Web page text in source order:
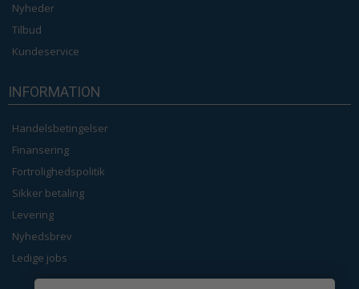
Nyheder
Tilbud
Kundeservice
INFORMATION
Handelsbetingelser
Finansering
Fortrolighedspolitik
Sikker betaling
Levering
Nyhedsbrev
Ledige jobs